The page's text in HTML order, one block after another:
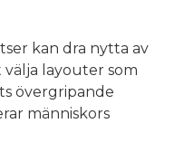
kan dra nytta av
layouter som
övergripande
människors